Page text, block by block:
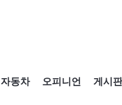
자동차 오피니언 게시판